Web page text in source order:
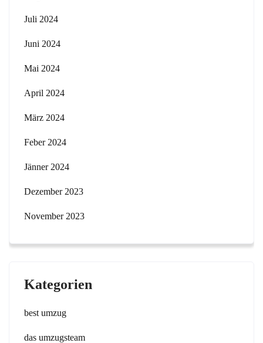
Juli 2024
Juni 2024
Mai 2024
April 2024
März 2024
Feber 2024
Jänner 2024
Dezember 2023
November 2023
Kategorien
best umzug
das umzugsteam